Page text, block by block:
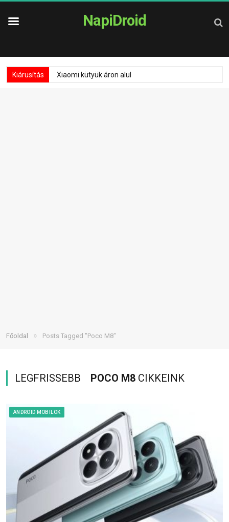
NapiDroid
Kiárusítás Xiaomi kütyük áron alul
Főoldal » Posts Tagged "Poco M8"
LEGFRISSEBB POCO M8 CIKKEINK
ANDROID MOBILOK